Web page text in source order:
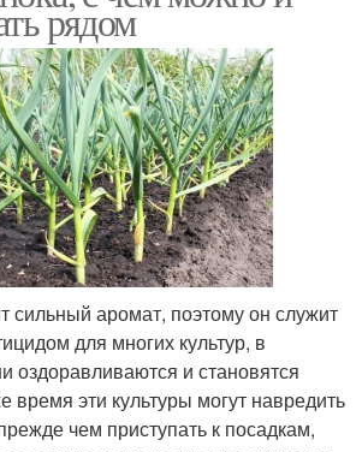
рядом
сильный аромат, поэтому он служит
для многих культур, в
оздоравливаются и становятся
время эти культуры могут навредить
чем приступать к посадкам,